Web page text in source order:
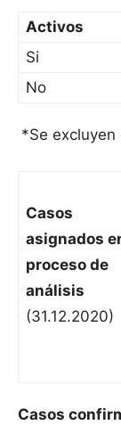
Activos
Si
No
*Se
Casos
asignados
proceso de
análisis
(31.12.2020)
Casos